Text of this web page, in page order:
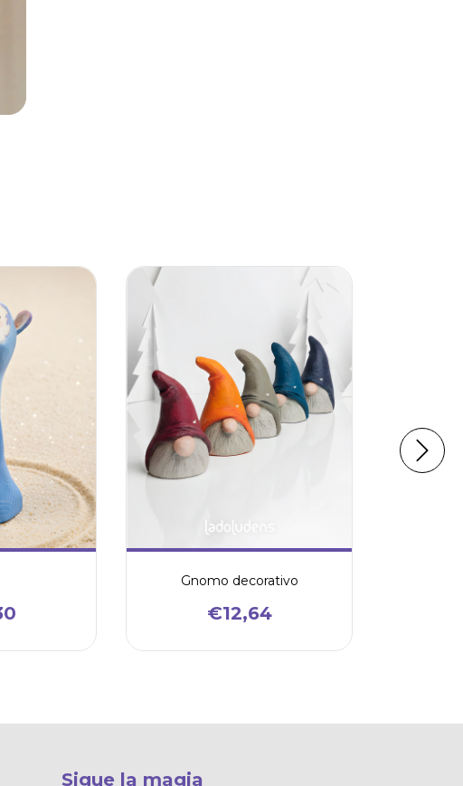
Gnomo decorativo
€12,64
Sigue la magia